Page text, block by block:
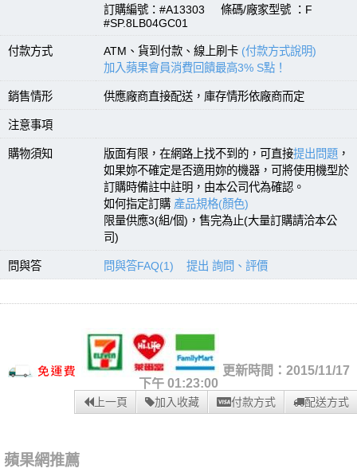
訂購編號：#A13303 條碼/廠家型號 ：F
#SP.8LB04GC01
付款方式 ATM、貨到付款、線上刷卡 (付款方式說明)
加入蘋果會員消費回饋最高3% S點！
銷售情形 供應廠商直接配送，庫存情形依廠商而定
注意事項
購物須知 版面有限，在網路上找不到的，可直接提出問題 ，
如果妳不確定是否適用妳的機器，可將使用機型於
訂購時備註中註明，由本公司代為確認。
如何指定訂購 產品規格(顏色)
限量供應3(組/個)，售完為止(大量訂購請洽本公
司)
問與答 問與答FAQ(1) 提出 詢問、評價
更新時間：2015/11/17
下午 01:23:00
上一頁 加入收藏 付款方式 配送方式
蘋果網推薦